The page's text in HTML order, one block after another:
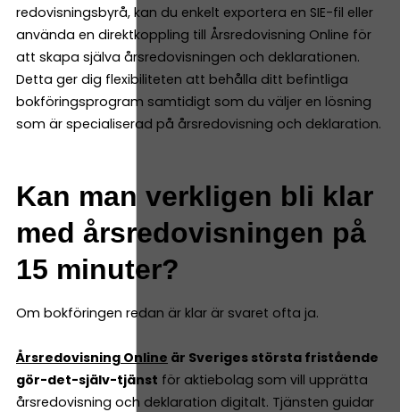
redovisningsbyrå, kan du enkelt exportera en SIE-fil eller
använda en direktkoppling till Årsredovisning Online för
att skapa själva årsredovisningen och deklarationen.
Detta ger dig flexibiliteten att behålla ditt befintliga
bokföringsprogram samtidigt som du väljer en lösning
som är specialiserad på årsredovisning och deklaration.
Kan man verkligen bli klar
med årsredovisningen på
15 minuter?
Om bokföringen redan är klar är svaret ofta ja.
Årsredovisning Online är Sveriges största fristående
gör-det-själv-tjänst för aktiebolag som vill upprätta
årsredovisning och deklaration digitalt. Tjänsten guidar